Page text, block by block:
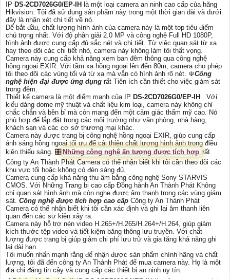
IP DS-2CD7026G0/EP-IH là một loại camera an ninh cao cấp của hãng
Hikvision. Tôi đã sử dụng sản phẩm này trong một thời gian dài và dưới
đây là nhận xét chi tiết về nó.
Để bắt đầu, chất lượng hình ảnh của camera này là một top tiêu điểm
chú trọng nhất. Với độ phân giải 2.0 MP và công nghệ Full HD 1080P,
hình ảnh được cung cấp đủ sắc nét và chi tiết. Từ việc quan sát từ xa
hay theo dõi các chi tiết nhỏ, camera này không làm tôi thất vọng.
Camera này cung cấp khả năng xem ban đêm thông qua công nghệ
hồng ngoại EXIR. Với tầm xa hồng ngoại lên đến 80m, camera cho phép
tôi theo dõi các vùng tối và từ xa mà vẫn có hình ảnh rõ nét. ☫Công
nghệ hiện đại được ứng dụng rất Tiên ích cần thiết cho việc giám sát
trong đêm.
Thiết kế camera là một điểm mạnh của IP DS-2CD7026G0/EP-IH . Với
kiểu dáng dome mỹ thuật và chất liệu kim loại, camera này không chỉ
chắc chắn và bền bỉ mà còn mang đến một cảm giác thẩm mỹ cao. Nó
phù hợp để lắp đặt trong các môi trường như văn phòng, nhà hàng,
khách sạn và các cơ sở thương mại khác.
Camera này được trang bị công nghệ hồng ngoại EXIR, giúp cung cấp
ánh sáng hồng ngoại tối ưu để cải thiện chất lượng hình ảnh trong điều
kiện thiếu sáng. 🎛 Những công nghệ ấn tượng được tích hợp rất
Công ty An Thành Phát Camera có thể nhận biết khi tôi cần theo dõi các
khu vực tối hoặc không có đèn sáng đủ.
Camera cung cấp khả năng thu âm bằng công nghệ Sony STARVIS
CMOS. Với Những Trang bị cao cấp Đồng hành An Thành Phát Không
chỉ quan sát hình ảnh mà còn nghe được âm thanh trong các vùng giám
sát. Công nghệ được tích hợp cao cấp Công ty An Thành Phát
Camera có thể nhận biết khi tôi cần xác định và ghi lại âm thanh liên
quan đến các sự kiện xảy ra.
Camera này hỗ trợ nén video H.265+/H.265/H.264+/H.264, giúp giảm
kích thước tệp video và tiết kiệm băng thông lưu truyền. Với chất
lượng được trang bị giúp giảm chi phí lưu trữ và gia tăng khả năng ghi
lại dài hạn.
Tôi muốn nhấn mạnh rằng để nhận được sản phẩm chính hãng và chất
lượng, tôi đã đến công ty An Thành Phát để mua camera này. Họ là một
địa chỉ đáng tin cậy và cung cấp các thiết bị an ninh uy tín.